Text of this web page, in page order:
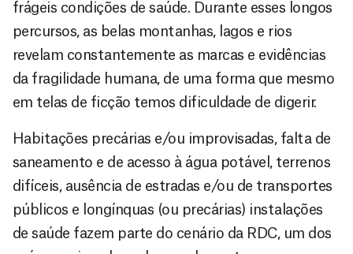
frágeis condições de saúde. Durante esses longos
percursos, as belas montanhas, lagos e rios
revelam constantemente as marcas e evidências
da fragilidade humana, de uma forma que mesmo
em telas de ficção temos dificuldade de digerir.
Habitações precárias e/ou improvisadas, falta de
saneamento e de acesso à água potável, terrenos
difíceis, ausência de estradas e/ou de transportes
públicos e longínquas (ou precárias) instalações
de saúde fazem parte do cenário da RDC, um dos